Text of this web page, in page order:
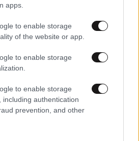
apps.
to enable storage
of the website or app.
to enable storage
to enable storage
including authentication
prevention, and other
το εντυπωσιακό σπίτι
βίντεο